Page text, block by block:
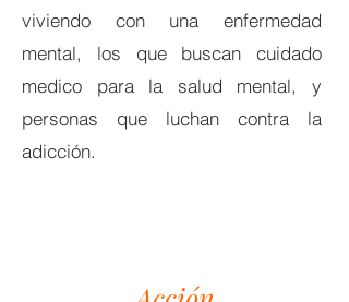
viviendo con una enfermedad
mental, los que buscan cuidado
medico para la salud mental, y
personas que luchan contra la
adicción.